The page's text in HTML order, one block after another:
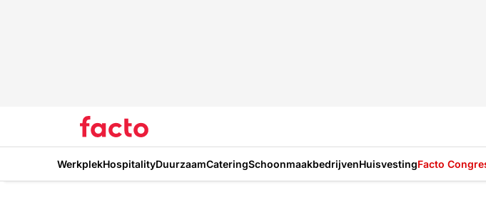
WerkplekHospitalityDuurzaamCateringSchoonmaakbedrijvenHuisvestingFacto